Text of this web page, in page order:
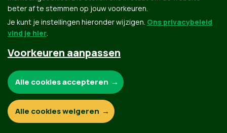
© Copyright Groen 2026 | Gemaakt metNationBuilder| Gebouwd door
beter af te stemmen op jouw voorkeuren.
Je kunt je instellingen hieronder wijzigen. Ons privacybeleid
vind je hier.
Voorkeuren aanpassen
Functionele en analytische cookies:
Alle cookies accepteren
Alle cookies weigeren